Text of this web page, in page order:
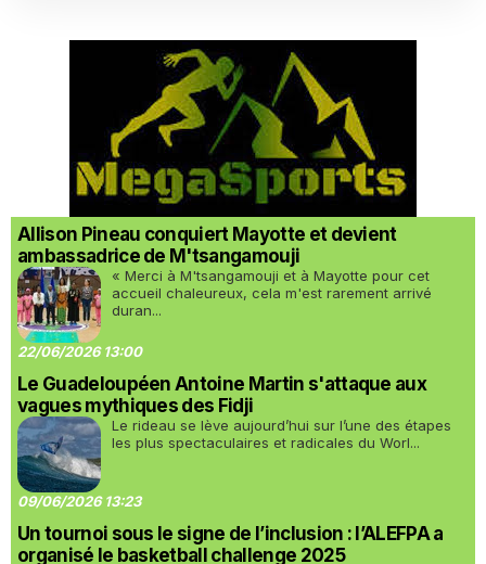
Allison Pineau conquiert Mayotte et devient
ambassadrice de M'tsangamouji
« Merci à M'tsangamouji et à Mayotte pour cet
accueil chaleureux, cela m'est rarement arrivé
duran...
22/06/2026 13:00
Le Guadeloupéen Antoine Martin s'attaque aux
vagues mythiques des Fidji
Le rideau se lève aujourd’hui sur l’une des étapes
les plus spectaculaires et radicales du Worl...
09/06/2026 13:23
Un tournoi sous le signe de l’inclusion : l’ALEFPA a
organisé le basketball challenge 2025